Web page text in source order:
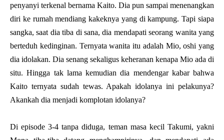
penyanyi terkenal bernama Kaito. Dia pun sampai menenangkan
diri ke rumah mendiang kakeknya yang di kampung. Tapi siapa
sangka, saat dia tiba di sana, dia mendapati seorang wanita yang
berteduh kedinginan. Ternyata wanita itu adalah Mio, oshi yang
dia idolakan. Dia senang sekaligus keheranan kenapa Mio ada di
situ. Hingga tak lama kemudian dia mendengar kabar bahwa
Kaito ternyata sudah tewas. Apakah idolanya ini pelakunya?
Akankah dia menjadi komplotan idolanya?
Di episode 3-4 tanpa diduga, teman masa kecil Takumi, yakni